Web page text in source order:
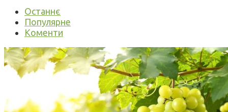
Останнє
Популярне
Коменти